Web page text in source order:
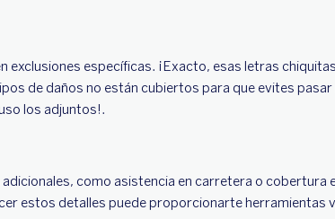
exclusiones específicas. ¡Exacto, esas letras
de daños no están cubiertos para que evites
los adjuntos!.
como asistencia en carretera o cobertura
estos detalles puede proporcionarte herramientas